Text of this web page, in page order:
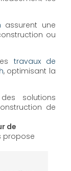
assurent une
ou
travaux de
, optimisant la
solutions
de
de
propose